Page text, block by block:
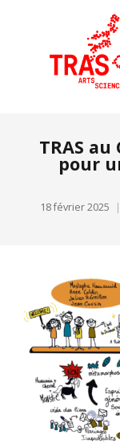
TRAS
pour
18 février 2025